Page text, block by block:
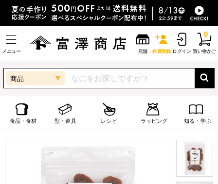
メニュー 店舗 会員登録 ログイン 買い物かご
0
商品
食品・食材 型・道具 レシピ ラッピング 知る・学ぶ